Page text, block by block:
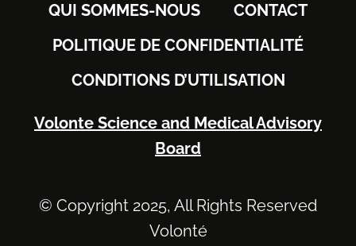
QUI SOMMES-NOUS
CONTACT
POLITIQUE DE CONFIDENTIALITÉ
CONDITIONS D’UTILISATION
Volonte Science and Medical Advisory
Board
© Copyright 2025, All Rights Reserved
Volonté